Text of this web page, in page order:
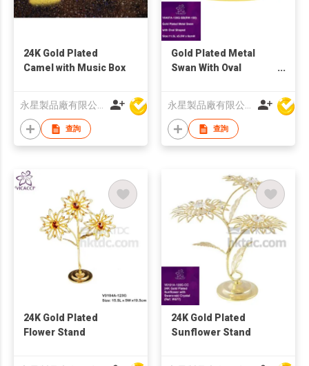
24K Gold Plated
Camel with Music Box
永星製品廠有限公司
查詢
Gold Plated Metal
Swan With Oval
永星製品廠有限公司
查詢
24K Gold Plated
Flower Stand
24K Gold Plated
Sunflower Stand